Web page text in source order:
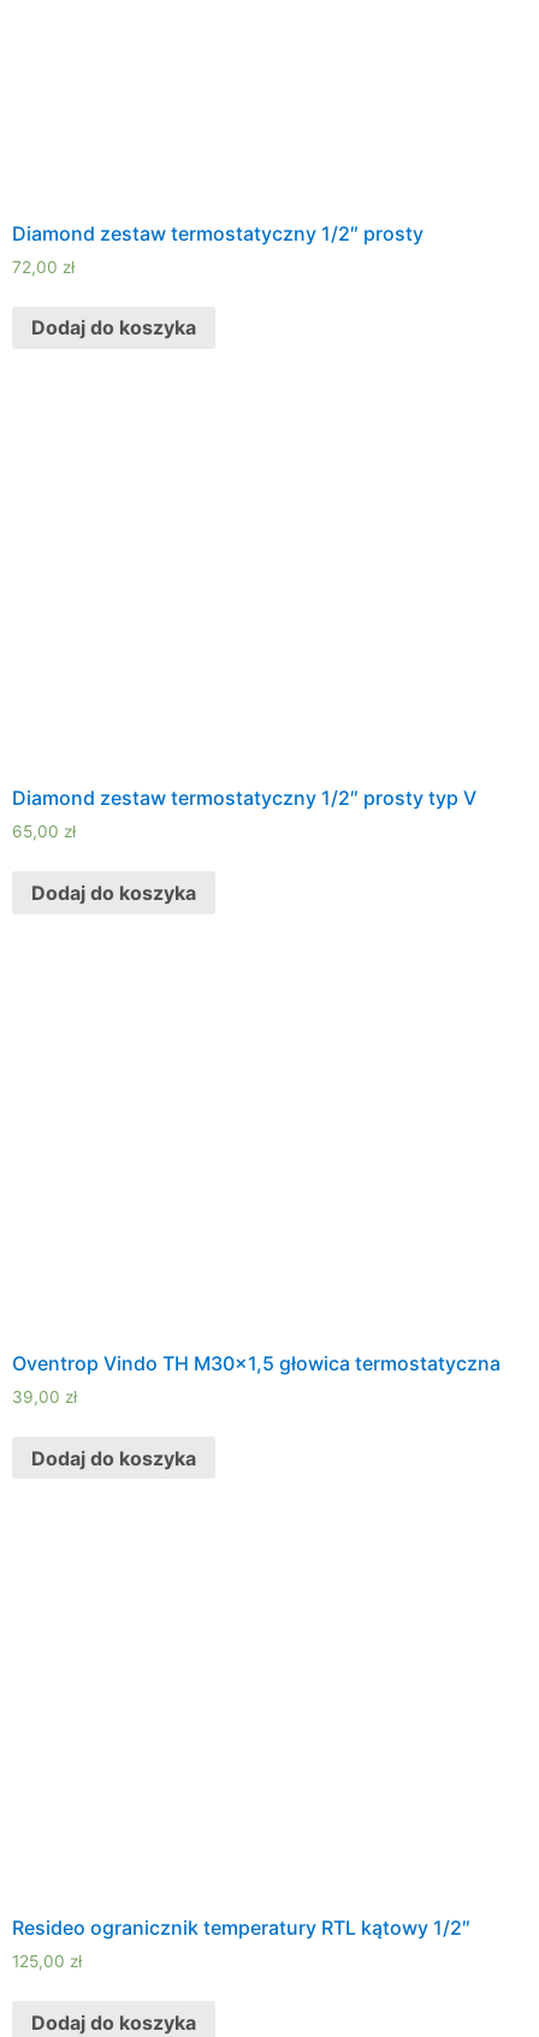
Diamond zestaw termostatyczny 1/2″ prosty
72,00 zł
Dodaj do koszyka
Diamond zestaw termostatyczny 1/2″ prosty typ V
65,00 zł
Dodaj do koszyka
Oventrop Vindo TH M30x1,5 głowica termostatyczna
39,00 zł
Dodaj do koszyka
Resideo ogranicznik temperatury RTL kątowy 1/2″
125,00 zł
Dodaj do koszyka